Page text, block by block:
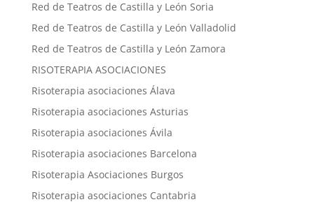
Red de Teatros de Castilla y León Soria
Red de Teatros de Castilla y León Valladolid
Red de Teatros de Castilla y León Zamora
RISOTERAPIA ASOCIACIONES
Risoterapia asociaciones Álava
Risoterapia asociaciones Asturias
Risoterapia asociaciones Ávila
Risoterapia asociaciones Barcelona
Risoterapia Asociaciones Burgos
Risoterapia asociaciones Cantabria